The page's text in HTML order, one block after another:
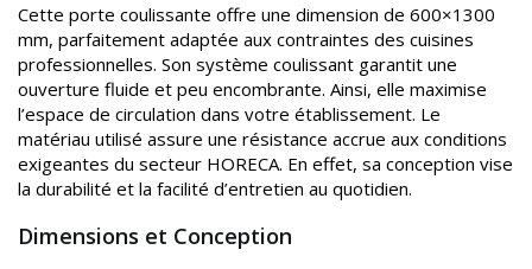
Cette porte coulissante offre une dimension de 600×1300
mm, parfaitement adaptée aux contraintes des cuisines
professionnelles. Son système coulissant garantit une
ouverture fluide et peu encombrante. Ainsi, elle maximise
l’espace de circulation dans votre établissement. Le
matériau utilisé assure une résistance accrue aux conditions
exigeantes du secteur HORECA. En effet, sa conception vise
la durabilité et la facilité d’entretien au quotidien.
Dimensions et Conception